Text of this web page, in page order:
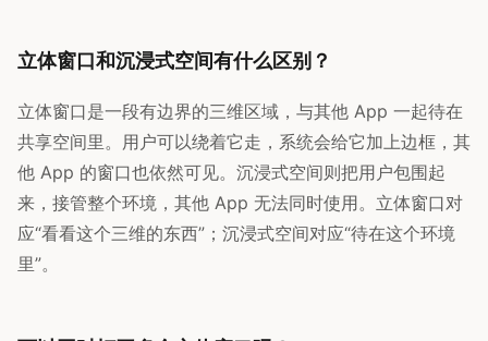
立体窗口和沉浸式空间有什么区别？
立体窗口是一段有边界的三维区域，与其他 App 一起待在
共享空间里。用户可以绕着它走，系统会给它加上边框，其
他 App 的窗口也依然可见。沉浸式空间则把用户包围起
来，接管整个环境，其他 App 无法同时使用。立体窗口对
应“看看这个三维的东西”；沉浸式空间对应“待在这个环境
里”。